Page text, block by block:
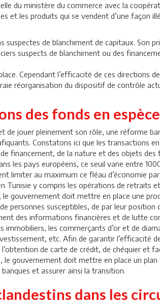
du ministère du commerce avec la
et les produits qui se vendent d’une façon
de blanchiment de capitaux. Son
suspects de blanchiment ou des
Cependant l’efficacité de ces directions
réorganisation du dispositif de contrôle
des fonds en espèce
jouer pleinement son rôle, une réforme
Constatons ici que les transactions
financement, de la nature et des objets
les pays européens, ce seuil varie entre
limiter au maximum ce fléau d’économie
y compris les opérations de retraits
gouvernement doit mettre en place une
personnes susceptibles, de par leur
des informations financières et de lutte
les commerçants d’or et de
etc. Afin de garantir l’efficacité
de carte de crédit, de chéquier et
gouvernement doit mettre en place un plan
et assurer ainsi la transition.
dans les